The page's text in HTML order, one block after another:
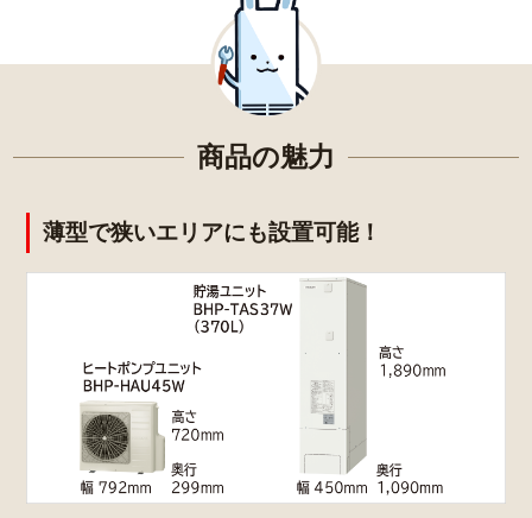
商品の魅力
薄型で狭いエリアにも設置可能！